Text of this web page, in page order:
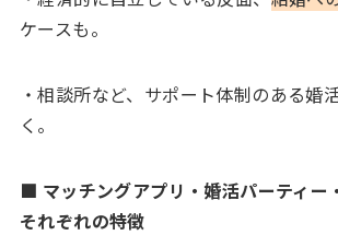
ケースも。
・相談所など、サポート体制のある婚
く。
■ マッチングアプリ・婚活パーティー
それぞれの特徴